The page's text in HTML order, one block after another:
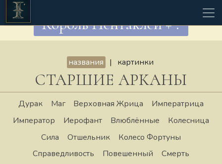
Король Пентаклей + ?
названия | картинки
СТАРШИЕ АРКАНЫ
Дурак Маг Верховная Жрица
Императрица
Император
Иерофант Влюблённые
Колесница
Сила
Отшельник
Колесо Фортуны
Справедливость
Повешенный
Смерть